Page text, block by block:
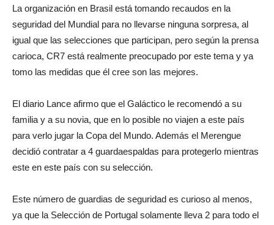
La organización en Brasil está tomando recaudos en la
seguridad del Mundial para no llevarse ninguna sorpresa, al
igual que las selecciones que participan, pero según la prensa
carioca, CR7 está realmente preocupado por este tema y ya
tomo las medidas que él cree son las mejores.
El diario Lance afirmo que el Galáctico le recomendó a su
familia y a su novia, que en lo posible no viajen a este país
para verlo jugar la Copa del Mundo. Además el Merengue
decidió contratar a 4 guardaespaldas para protegerlo mientras
este en este país con su selección.
Este número de guardias de seguridad es curioso al menos,
ya que la Selección de Portugal solamente lleva 2 para todo el